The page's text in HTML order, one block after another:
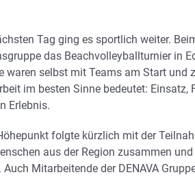
Tag ging es sportlich weiter.
das Beachvolleyballturnier in
waren selbst mit Teams am Start und
im besten Sinne bedeutet: Einsatz,
Erlebnis.
folgte kürzlich mit der
aus der Region zusammen
Auch Mitarbeitende der DENAVA